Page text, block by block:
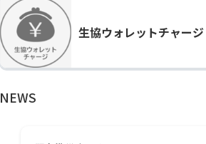
生協ウォレットチャージ
NEWS